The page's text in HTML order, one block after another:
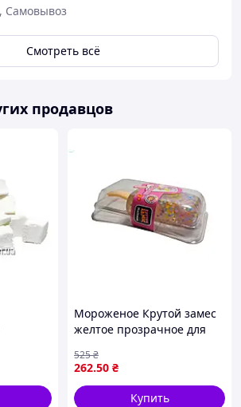
Самовывоз
Смотреть всё
продавцов
Мороженое Крутой замес
желтое прозрачное для
уникальным вкусом
MONSTERGUM
262.50 ₴
525₴
Купить